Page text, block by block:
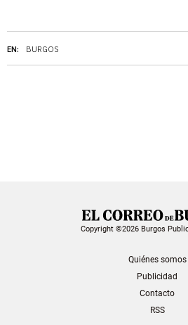
EN: BURGOS
Copyright ©2026 Burgos
Quiénes somos
Publicidad
Contacto
RSS